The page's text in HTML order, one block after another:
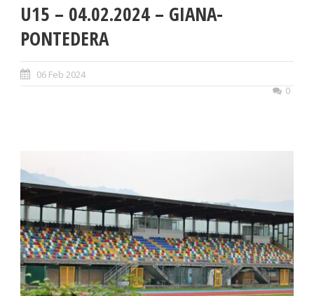
U15 – 04.02.2024 – GIANA-
PONTEDERA
06 Feb 2024
0